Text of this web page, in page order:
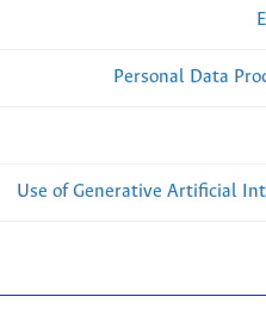
Personal Data
Use of Generative Artificial